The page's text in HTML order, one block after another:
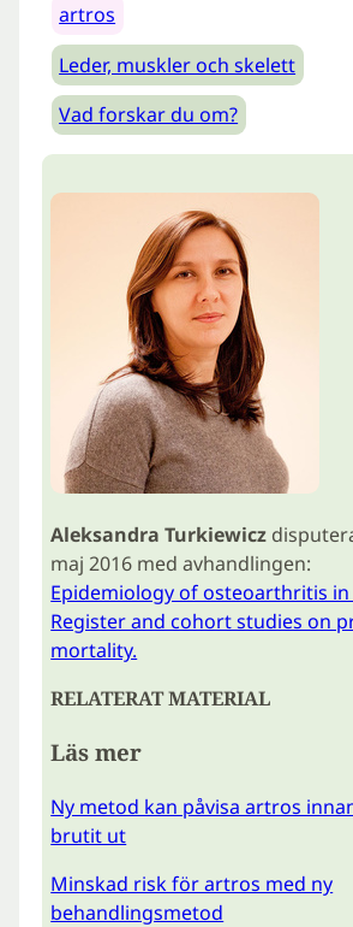
artros
Leder, muskler och skelett
Vad forskar du om?
Aleksandra Turkiewicz
maj 2016 med avhandlingen:
Epidemiology of osteoarthritis in
Register and cohort studies on
mortality.
RELATERAT MATERIAL
Läs mer
Ny metod kan påvisa artros
brutit ut
Minskad risk för artros med ny
behandlingsmetod